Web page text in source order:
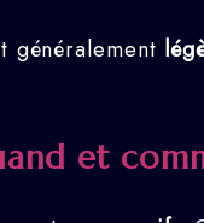
généralement
et